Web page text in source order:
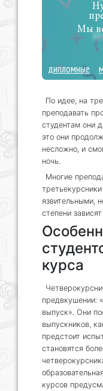
Мы
дипломные
По идее, на
преподавать
студентам они
это они
несложно, и
ночь.
Многие
язвительными,
степени
курса
предвкушении:
выпуск». Они
выпускников,
предстоит
становятся
курсов